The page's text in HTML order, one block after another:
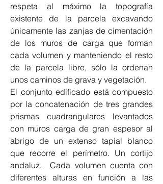
respeta al máximo la topografía
existente de la parcela excavando
únicamente las zanjas de cimentación
de los muros de carga que forman
cada volumen y manteniendo el resto
de la parcela libre, sólo la ordenan
unos caminos de grava y vegetación.
El conjunto edificado está compuesto
por la concatenación de tres grandes
prismas cuadrangulares levantados
con muros carga de gran espesor al
abrigo de un extenso tapial blanco
que recorre el perímetro. Un cortijo
andaluz.  Cada volumen cuenta con
diferentes alturas en función a las